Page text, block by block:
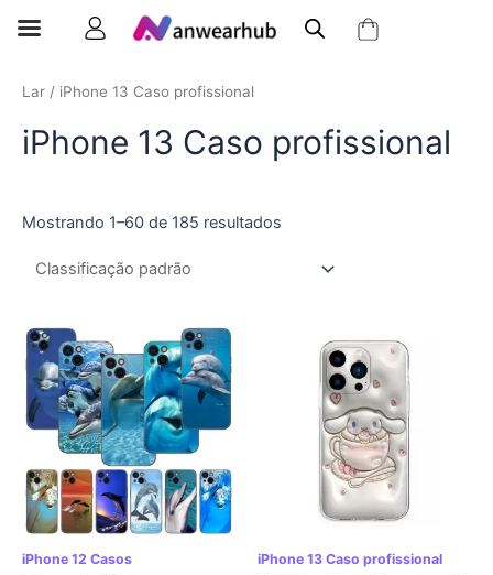
Lar / iPhone 13 Caso profissional
iPhone 13 Caso profissional
Mostrando 1–60 de 185 resultados
iPhone 12 Casos iPhone 13 Caso profissional